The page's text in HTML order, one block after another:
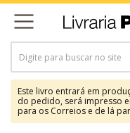
Este livro entrará em
do pedido, será impresso
para os Correios e de lá